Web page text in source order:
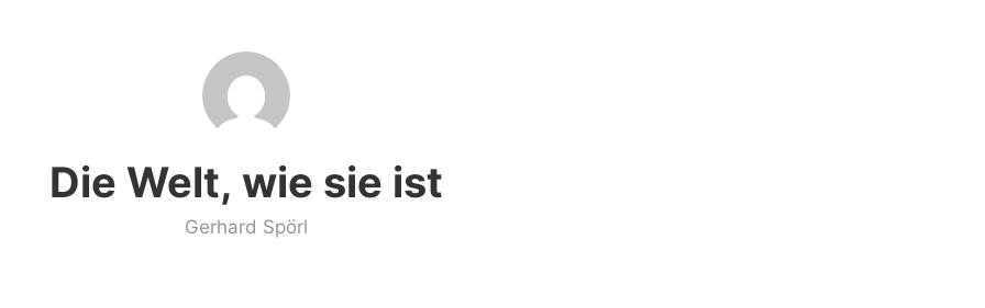
Die Welt, wie sie ist
Gerhard Spörl